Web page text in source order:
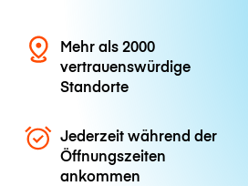
Mehr als 2000
vertrauenswürdige
Standorte
Jederzeit während der
Öffnungszeiten
ankommen